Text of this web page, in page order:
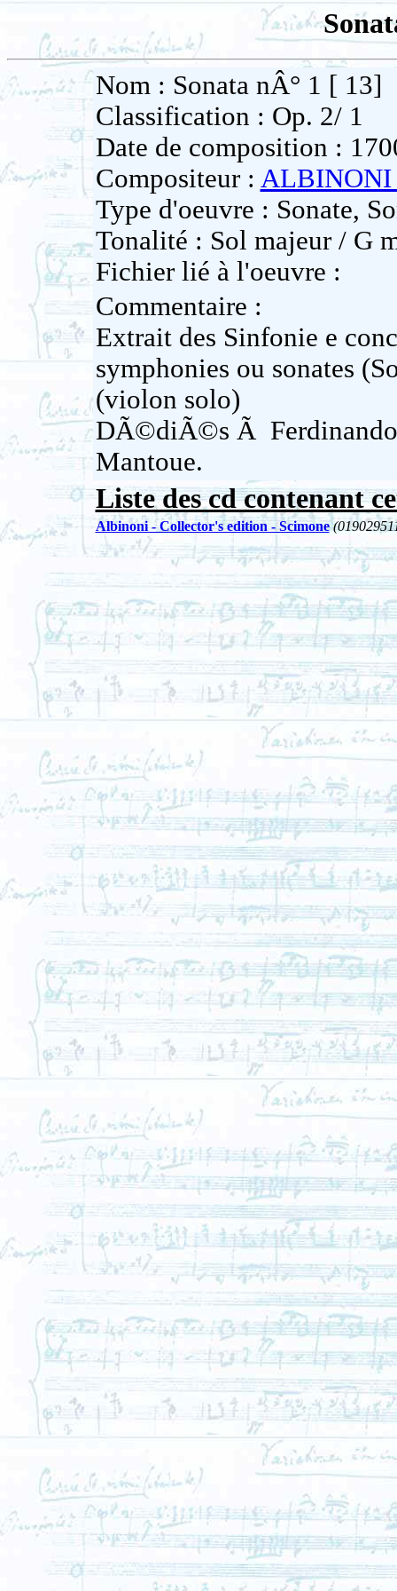
Nom : Sonata nÂ° 1 [ 13]
Classification : Op. 2/ 1
Date de composition :
Compositeur : ALBINONI
Type d'oeuvre : Sonate,
Tonalité : Sol majeur / G
Fichier lié à l'oeuvre :
Commentaire :
Extrait des Sinfonie e
symphonies ou sonates
(violon solo)
DÃ©diÃ©s Ã Ferdinando
Mantoue.
Liste des cd contenant
Albinoni - Collector's edition - Scimone